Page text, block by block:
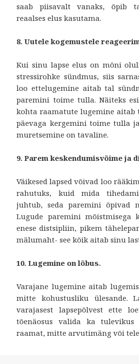
saab piisavalt vanaks, õpib
reaalses elus kasutama.
8. Uutele kogemustele
Kui sinu lapse elus on mõni
stressirohke sündmus, siis
loo ettelugemine aitab tal
paremini toime tulla. Näiteks
kohta raamatute lugemine aitab
päevaga kergemini toime tulla
muretsemine on tavaline.
9. Parem keskendumisvõime ja
Väikesed lapsed võivad loo
rahutuks, kuid mida
juhtub, seda paremini õpivad
Lugude paremini mõistmisega
enese distsipliin, pikem
mälumaht- see kõik aitab sinu
10. Lugemine on lõbus.
Varajane lugemine aitab
mitte kohustusliku ülesande.
varajasest lapsepõlvest ette
tõenäosus valida ka tulevikus
raamat, mitte arvutimäng või